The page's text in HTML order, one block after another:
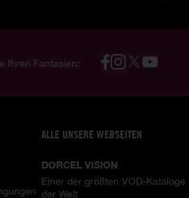
Ihren Fantasien:
ALLE UNSERE WEBSEITEN
DORCEL VISION
Einer der größten VOD-Kataloge
der Welt